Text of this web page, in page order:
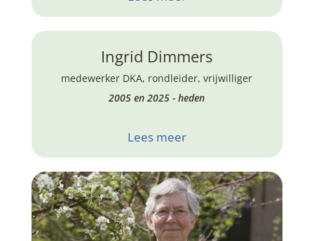
Ingrid Dimmers
medewerker DKA, rondleider, vrijwilliger
2005 en 2025 - heden
Lees meer